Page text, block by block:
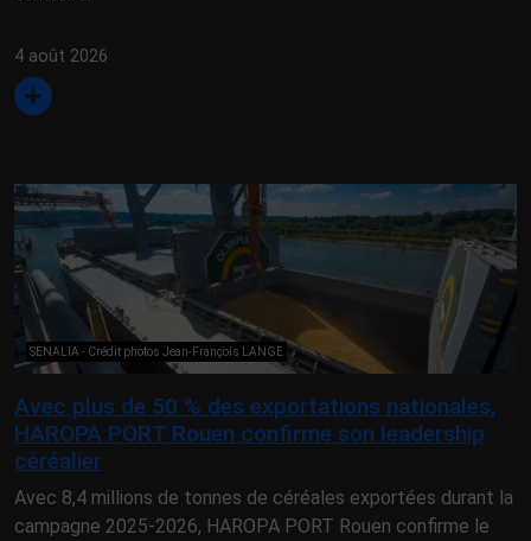
4 août 2026
SENALIA - Crédit photos Jean-François LANGE
Avec plus de 50 % des exportations nationales,
HAROPA PORT Rouen confirme son leadership
céréalier
Avec 8,4 millions de tonnes de céréales exportées durant la
campagne 2025-2026, HAROPA PORT Rouen confirme le